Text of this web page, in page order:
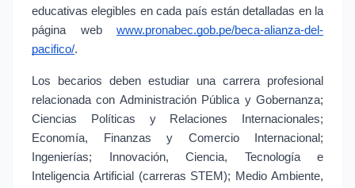
educativas elegibles en cada país están detalladas en la
página web
www.pronabec.gob.pe/beca-alianza-del-
pacifico/.
Los becarios deben estudiar una carrera profesional
relacionada con Administración Pública y Gobernanza;
Ciencias Políticas y Relaciones Internacionales;
Economía, Finanzas y Comercio Internacional;
Ingenierías; Innovación, Ciencia, Tecnología e
Inteligencia Artificial (carreras STEM); Medio Ambiente,